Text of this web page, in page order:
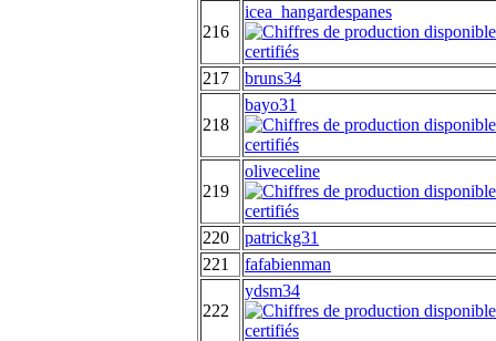
216
icea_hangardespanes
217 bruns34
218
bayo31
219
oliveceline
220
patrickg31
221
fafabienman
222
ydsm34